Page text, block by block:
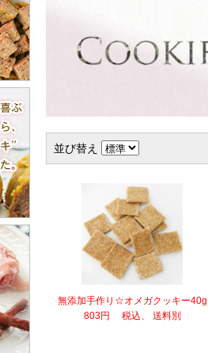
並び替え
無添加手作り☆オメガクッキー40g
803円 税込、 送料別